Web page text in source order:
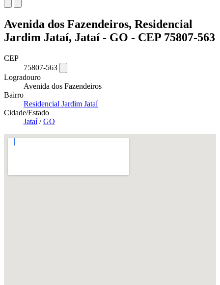
Avenida dos Fazendeiros, Residencial
Jardim Jataí, Jataí - GO - CEP 75807-563
CEP
75807-563
Logradouro
Avenida dos Fazendeiros
Bairro
Residencial Jardim Jataí
Cidade/Estado
Jataí/GO